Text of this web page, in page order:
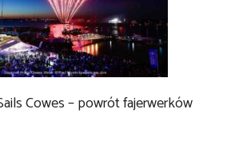
Cowes – powrót fajerwerków